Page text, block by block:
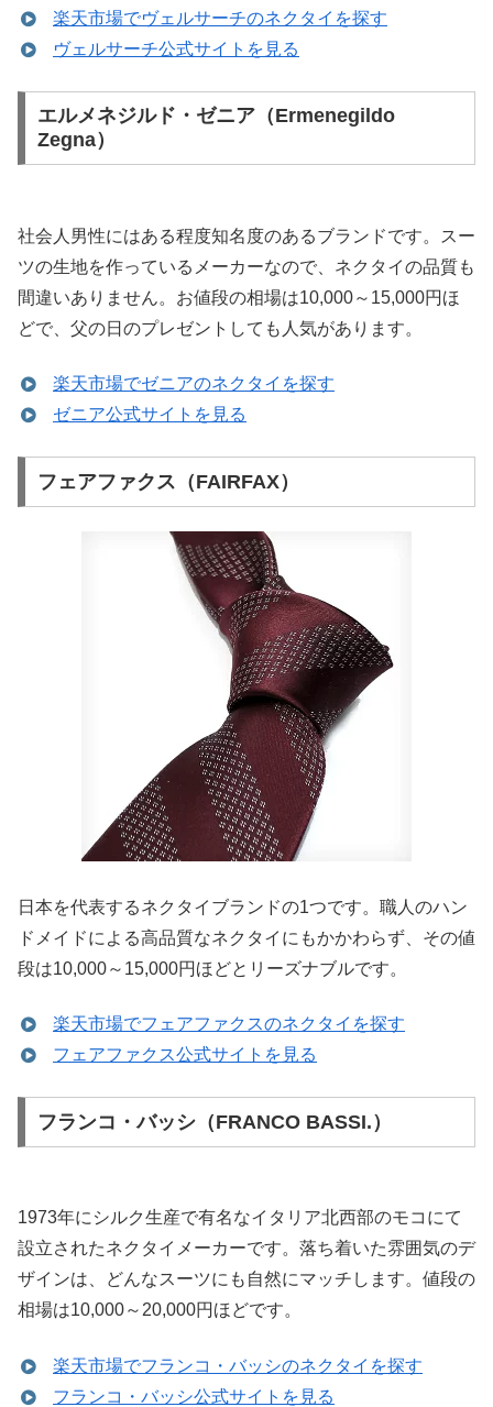
楽天市場でヴェルサーチのネクタイを探す
ヴェルサーチ公式サイトを見る
エルメネジルド・ゼニア（Ermenegildo
Zegna）
社会人男性にはある程度知名度のあるブランドです。スー
ツの生地を作っているメーカーなので、ネクタイの品質も
間違いありません。お値段の相場は10,000～15,000円ほ
どで、父の日のプレゼントしても人気があります。
楽天市場でゼニアのネクタイを探す
ゼニア公式サイトを見る
フェアファクス（FAIRFAX）
日本を代表するネクタイブランドの1つです。職人のハン
ドメイドによる高品質なネクタイにもかかわらず、その値
段は10,000～15,000円ほどとリーズナブルです。
楽天市場でフェアファクスのネクタイを探す
フェアファクス公式サイトを見る
フランコ・バッシ（FRANCO BASSI.）
1973年にシルク生産で有名なイタリア北西部のモコにて
設立されたネクタイメーカーです。落ち着いた雰囲気のデ
ザインは、どんなスーツにも自然にマッチします。値段の
相場は10,000～20,000円ほどです。
楽天市場でフランコ・バッシのネクタイを探す
フランコ・バッシ公式サイトを見る